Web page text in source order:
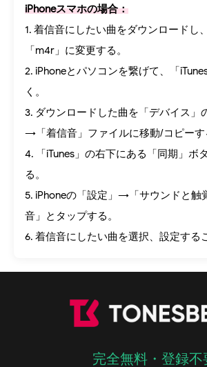
iPhoneスマホの場合：
1. 着信音にしたい曲をダウンロードし
「m4r」に変更する。
2. iPhoneとパソコンを繋げて、「
く。
3. ダウンロードした曲を「デバイス」
→「着信音」ファイルに移動/コピーす
4. 「iTunes」の右下にある「同期」ボ
る。
5. iPhoneの「設定」→「サウンドと
音」とタップする。
6. 着信音にしたい曲を選択、設定する
完全無料・登録不